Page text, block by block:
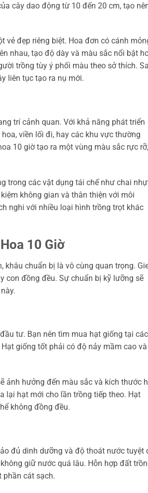
cây dao động từ 10 đến 20 cm, tạo
vẻ đẹp riêng biệt. Hoa đơn có cánh
nhau, tạo độ dày và màu sắc nổi bật
trồng tùy ý phối màu theo sở thích.
liên tục tạo ra nụ mới.
trí cảnh quan. Với khả năng phát triển
viền lối đi, hay các khu vực thường
10 giờ tạo ra một vùng màu sắc rực rỡ,
trong các vật dụng tái chế như chai
không gian và thân thiện với môi
nghi với nhiều loại hình trồng trọt khác
10 Giờ
chuẩn bị là vô cùng quan trọng.
con đồng đều. Sự chuẩn bị kỹ lưỡng sẽ
này.
tư. Bạn nên tìm mua hạt giống tại
giống tốt phải có độ nảy mầm cao và
ảnh hưởng đến màu sắc và kích thước
lại hạt mới cho lần trồng tiếp theo. Hạt
không đồng đều.
đủ dinh dưỡng và độ thoát nước tuyệt
giữ nước quá lâu. Hỗn hợp đất
phần cát sạch.